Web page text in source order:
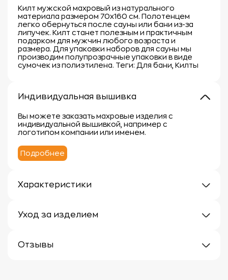
Килт мужской махровый из натурального
материала размером 70х160 см. Полотенцем
легко обернуться после сауны или бани из-за
липучек. Килт станет полезным и практичным
подарком для мужчин любого возраста и
размера. Для упаковки наборов для сауны мы
производим полупрозрачные упаковки в виде
сумочек из полиэтилена. Теги: Для бани, Килты
Индивидуальная вышивка
Вы можете заказать махровые изделия с
индивидуальной вышивкой, например с
логотипом компании или именем.
Подробнее
Характеристики
Материал: 100% хлопок
Уход за изделием
чтобы сохранить их мягкость, впитывающие
Отзывы